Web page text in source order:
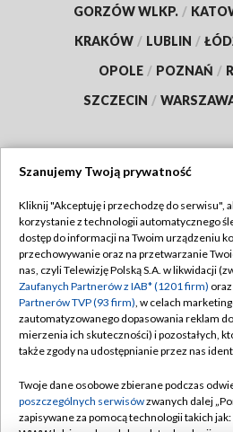
GORZÓW WLKP. /
KRAKÓW / LUBLIN /
OPOLE / POZNAŃ /
SZCZECIN /
TVP
Abonament TVP
Emisja w TVP
Centrum informacji TVP
Naziemna Telewizja Cyfrowa
Rada Programowa
System NOS
Regulamin
Polityka
Moje
Pomoc
Kontakt
Szanujemy Twoją prywatność
Kliknij "Akceptuję i przechodzę do serwisu",
korzystanie z technologii automatycznego
dostęp do informacji na Twoim urządzeniu
przechowywanie oraz na przetwarzanie
nas, czyli Telewizję Polską S.A. w likwidacji
Zaufanych Partnerów z IAB* (1201 firm)
Partnerów TVP (93 firm), w celach
zautomatyzowanego dopasowania reklam
mierzenia ich skuteczności) i pozostałych,
także zgody na udostępnianie przez nas
Twoje dane osobowe zbierane podczas
poszczególnych serwisówzwanych dalej
zapisywane za pomocą technologii takich